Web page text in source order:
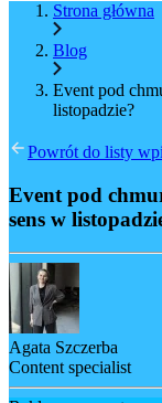
Strona główna
Blog
Event pod
listopadzie?
Powrót do listy
Event pod
sens w
Agata Szczerba
Content specialist